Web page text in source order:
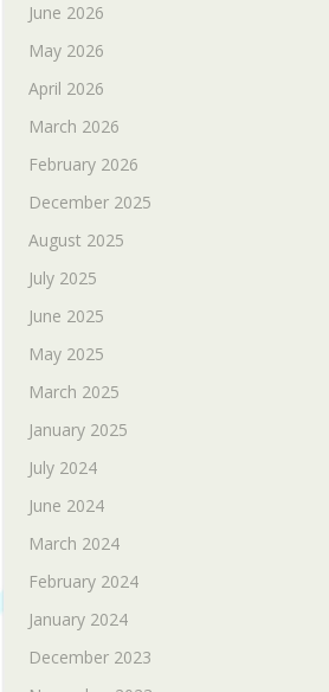
June 2026
May 2026
April 2026
March 2026
February 2026
December 2025
August 2025
July 2025
June 2025
May 2025
March 2025
January 2025
July 2024
June 2024
March 2024
February 2024
January 2024
December 2023